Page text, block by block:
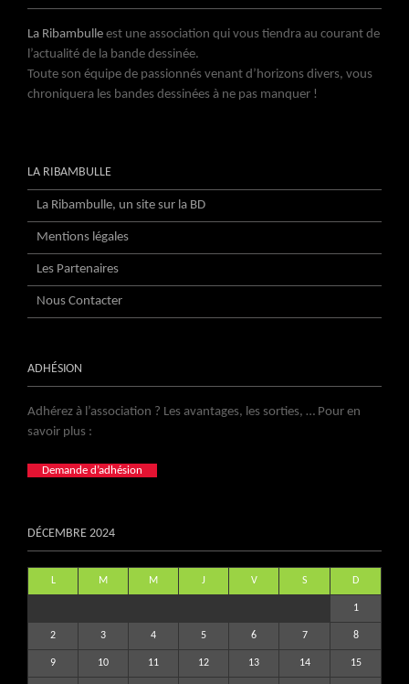
La Ribambulle est une association qui vous tiendra au courant de
l’actualité de la bande dessinée.
Toute son équipe de passionnés venant d’horizons divers, vous
chroniquera les bandes dessinées à ne pas manquer !
LA RIBAMBULLE
La Ribambulle, un site sur la BD
Mentions légales
Les Partenaires
Nous Contacter
ADHÉSION
Adhérez à l’association ? Les avantages, les sorties, … Pour en
savoir plus :
Demande d’adhésion
DÉCEMBRE 2024
L M M J V S D
1
2 3 4 5 6 7 8
9 10 11 12 13 14 15